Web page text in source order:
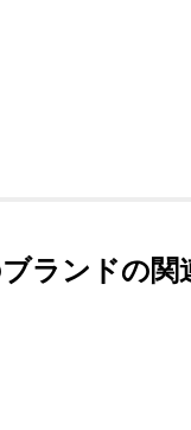
ランドの関